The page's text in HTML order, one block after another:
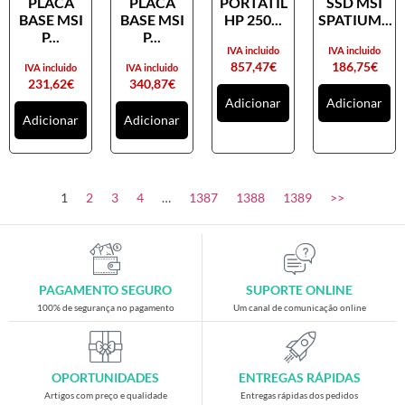
Placas gráficas
SAIS
Ventoínhas
Computadores
All-in-One
Gaming
Acessórios gaming
Cadeiras gaming
Merchandising
BASE MSI
P...
231,62€
IVA incluido
Adicionar
BASE MSI
P...
340,87€
IVA incluido
Adicionar
HP 250...
857,47€
IVA incluido
Adicionar
SPATIUM...
186,75€
IVA incluido
Adicionar
1 2 3 4 … 1387 1388 1389 >>
PAGAMENTO SEGURO
100% de segurança no pagamento
SUPORTE ONLINE
Um canal de comunicação online
OPORTUNIDADES
Artigos com preço e qualidade
ENTREGAS RÁPIDAS
Entregas rápidas dos pedidos